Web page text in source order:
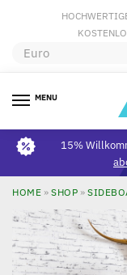
MENU
15%
HOME » SHOP »